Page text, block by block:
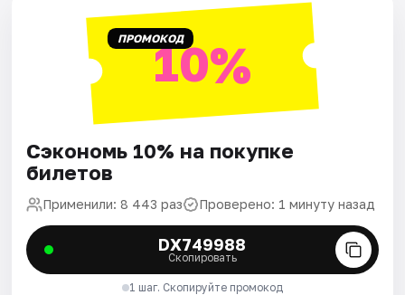
ПРОМОКОД10%
Сэкономь 10% на покупке
билетов
Применили: 8 443 раз Проверено: 1 минуту назад
DX749988
Скопировать
1 шаг. Скопируйте промокод